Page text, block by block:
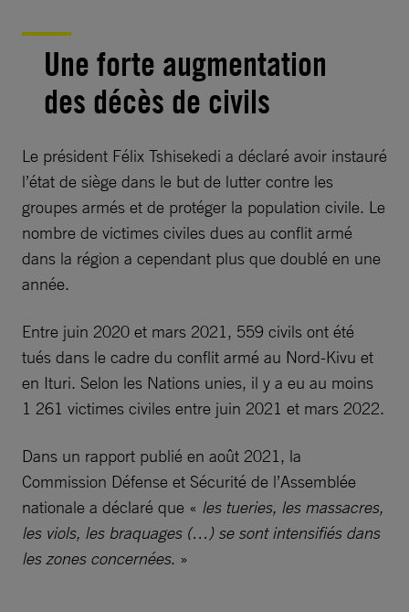
Une forte augmentation
des décès de civils
Le président Félix Tshisekedi a déclaré avoir instauré
l’état de siège dans le but de lutter contre les
groupes armés et de protéger la population civile. Le
nombre de victimes civiles dues au conflit armé
dans la région a cependant plus que doublé en une
année.
Entre juin 2020 et mars 2021, 559 civils ont été
tués dans le cadre du conflit armé au Nord-Kivu et
en Ituri. Selon les Nations unies, il y a eu au moins
1 261 victimes civiles entre juin 2021 et mars 2022.
Dans un rapport publié en août 2021, la
Commission Défense et Sécurité de l’Assemblée
nationale a déclaré que « les tueries, les massacres,
les viols, les braquages (…) se sont intensifiés dans
les zones concernées. »